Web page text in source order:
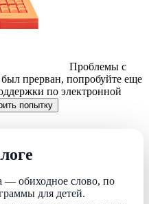
Проблемы с
прерван, попробуйте еще
по электронной
попытку
— обиходное слово, по
для детей.